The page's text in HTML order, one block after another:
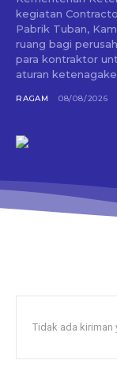
kegiatan
Pabrik Tuban, Kamis (6/8/
ruang bagi
para kontraktor
aturan
RAGAM 08/08/2026
Tidak ada kiriman